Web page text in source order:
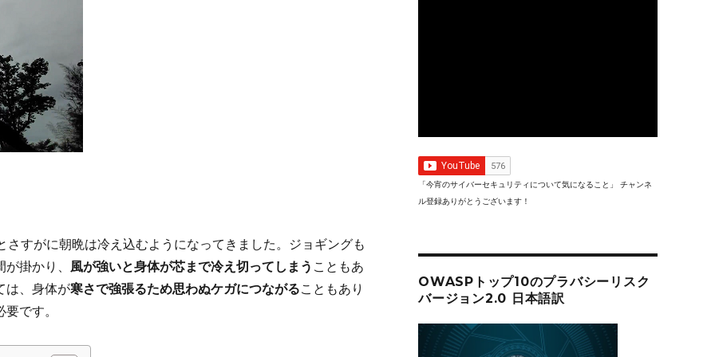
さすがに朝晩は冷え込むようになってきました。ジョギングも
掛かり、 風が強いと身体が芯まで冷え切ってしまう こともあ
は、身体が寒さで強張るため思わぬケガにつながることもあり
です。
「今宵のサイバーセキュリティについて気になること」 チャンネ
ル登録ありがとうございます！
OWASPトップ10のプラバシーリスク
バージョン2.0 日本語訳